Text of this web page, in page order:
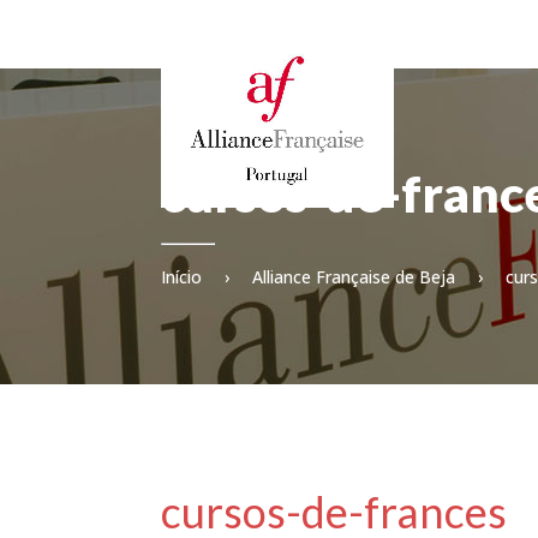
cursos-de-
Início › Alliance Française de Beja ›
cursos-de-frances